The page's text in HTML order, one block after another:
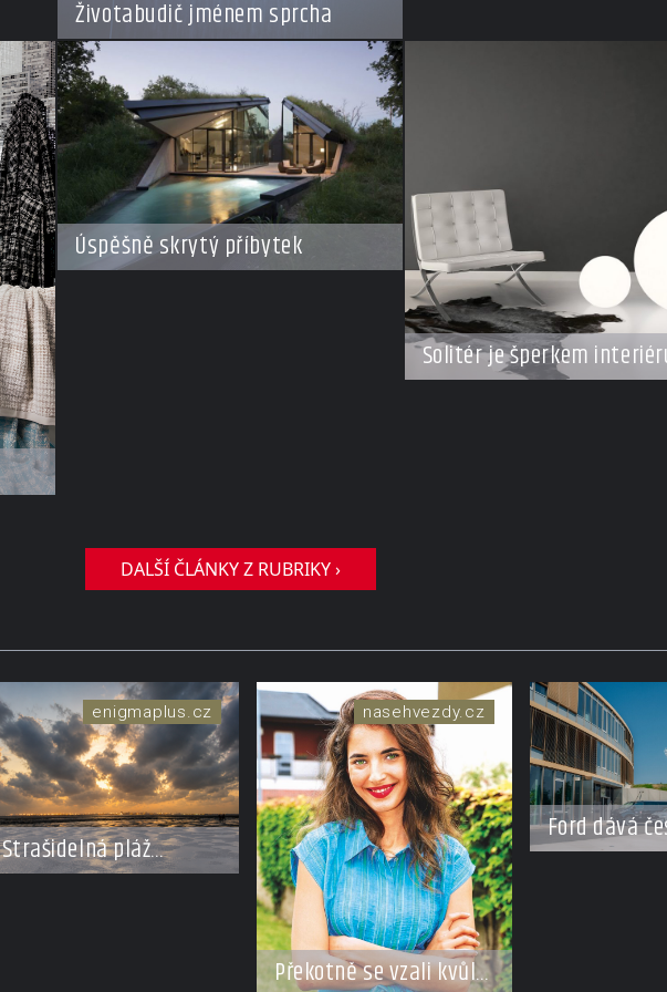
Životabudič jménem sprcha
Úspěšně skrytý příbytek
Solitér je šperkem
DALŠÍ ČLÁNKY Z RUBRIKY ›
Strašidelná pláž
Dumas: Je černý písek
enigmaplus.cz
Překotně se vzali kvůli
nasehvezdy.cz
Ford dává
do pohybu.